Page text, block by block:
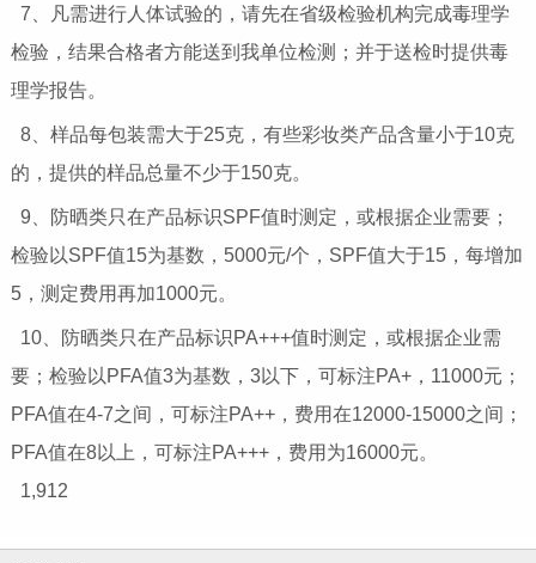
7、凡需进行人体试验的，请先在省级检验机构完成毒理学
检验，结果合格者方能送到我单位检测；并于送检时提供毒
理学报告。
8、样品每包装需大于25克，有些彩妆类产品含量小于10克
的，提供的样品总量不少于150克。
9、防晒类只在产品标识SPF值时测定，或根据企业需要；
检验以SPF值15为基数，5000元/个，SPF值大于15，每增加
5，测定费用再加1000元。
10、防晒类只在产品标识PA+++值时测定，或根据企业需
要；检验以PFA值3为基数，3以下，可标注PA+，11000元；
PFA值在4-7之间，可标注PA++，费用在12000-15000之间；
PFA值在8以上，可标注PA+++，费用为16000元。
1,912